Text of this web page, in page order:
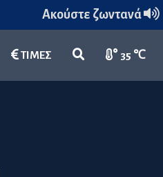
Ακούστε ζωντανά
ΤΙΜΕΣ 35 ℃